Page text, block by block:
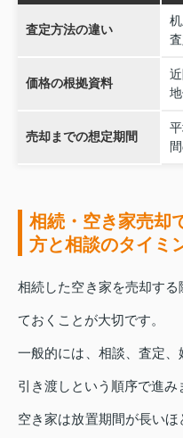
査定方法の違い
価格の根拠資料
売却までの想定期間
相続・空き家売却
方と相談のタイミ
相続した空き家を売却す
ておくことが大切です。
一般的には、相談、査定、
引き渡しという順序で進み
空き家は放置期間が長い